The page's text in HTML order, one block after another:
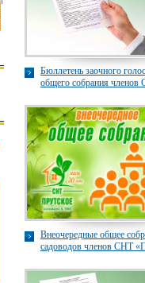
Бюллетень заочного
общего собрания членов
Внеочередные общее
садоводов членов СНТ